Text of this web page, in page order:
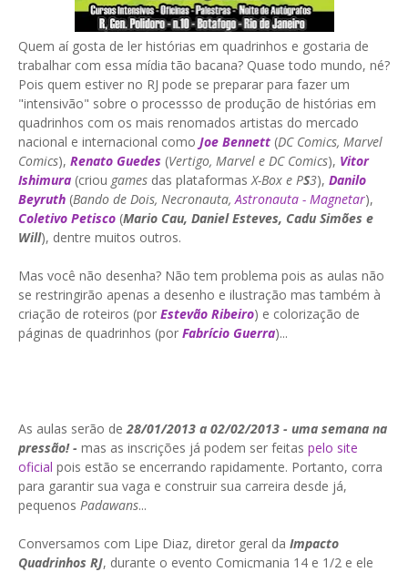
Quem aí gosta de ler histórias em quadrinhos e gostaria de
trabalhar com essa mídia tão bacana? Quase todo mundo, né?
Pois quem estiver no RJ pode se preparar para fazer um
"intensivão" sobre o processso de produção de histórias em
quadrinhos com os mais renomados artistas do mercado
nacional e internacional como Joe Bennett (DC Comics, Marvel
Comics), Renato Guedes (Vertigo, Marvel e DC Comics), Vitor
Ishimura (criou games das plataformasX-Box e PS3), Danilo
Beyruth (Bando de Dois, Necronauta,Astronauta - Magnetar),
Coletivo Petisco (Mario Cau, Daniel Esteves, Cadu Simões e
Will), dentre muitos outros.
Mas você não desenha? Não tem problema pois as aulas não
se restringirão apenas a desenho e ilustração mas também à
criação de roteiros (por Estevão Ribeiro) e colorização de
páginas de quadrinhos (por Fabrício Guerra)...
As aulas serão de28/01/2013 a 02/02/2013 - uma semana na
pressão! - mas as inscrições já podem ser feitas pelo site
oficial pois estão se encerrando rapidamente. Portanto, corra
para garantir sua vaga e construir sua carreira desde já,
pequenos Padawans...
Conversamos com Lipe Diaz, diretor geral da Impacto
Quadrinhos RJ, durante o evento Comicmania 14 e 1/2 e ele